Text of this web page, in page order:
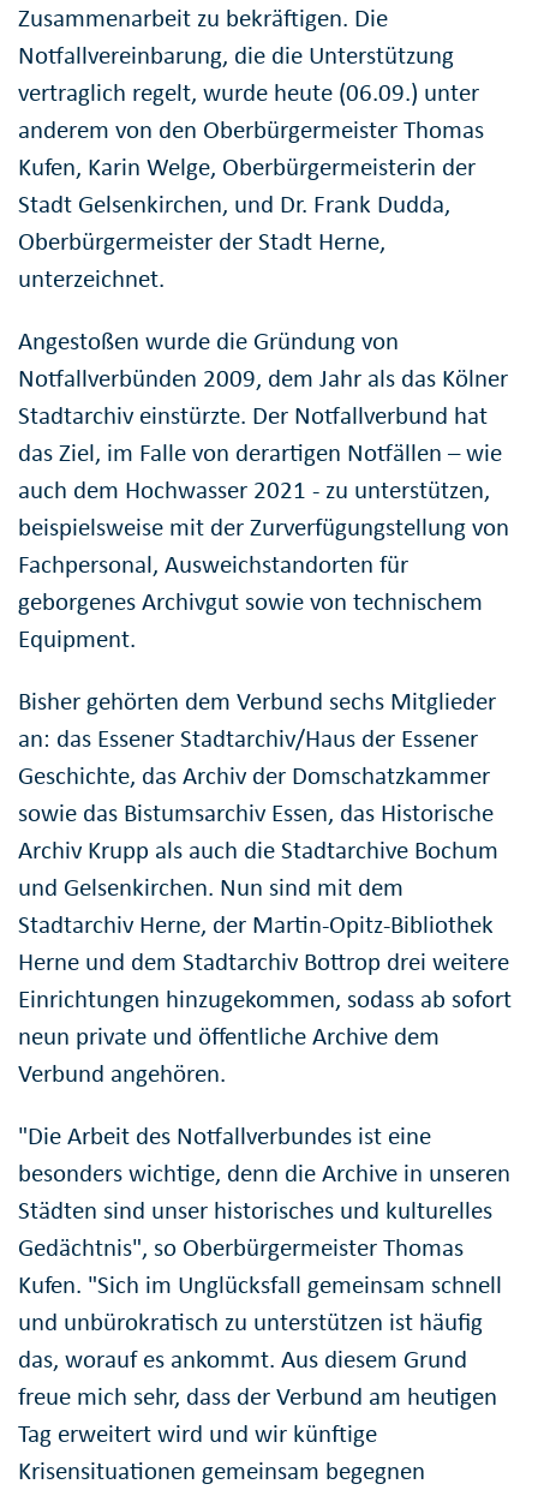
Zusammenarbeit zu bekräftigen. Die
Notfallvereinbarung, die die Unterstützung
vertraglich regelt, wurde heute (06.09.) unter
anderem von den Oberbürgermeister Thomas
Kufen, Karin Welge, Oberbürgermeisterin der
Stadt Gelsenkirchen, und Dr. Frank Dudda,
Oberbürgermeister der Stadt Herne,
unterzeichnet.
Angestoßen wurde die Gründung von
Notfallverbünden 2009, dem Jahr als das Kölner
Stadtarchiv einstürzte. Der Notfallverbund hat
das Ziel, im Falle von derartigen Notfällen – wie
auch dem Hochwasser 2021 - zu unterstützen,
beispielsweise mit der Zurverfügungstellung von
Fachpersonal, Ausweichstandorten für
geborgenes Archivgut sowie von technischem
Equipment.
Bisher gehörten dem Verbund sechs Mitglieder
an: das Essener Stadtarchiv/Haus der Essener
Geschichte, das Archiv der Domschatzkammer
sowie das Bistumsarchiv Essen, das Historische
Archiv Krupp als auch die Stadtarchive Bochum
und Gelsenkirchen. Nun sind mit dem
Stadtarchiv Herne, der Martin-Opitz-Bibliothek
Herne und dem Stadtarchiv Bottrop drei weitere
Einrichtungen hinzugekommen, sodass ab sofort
neun private und öffentliche Archive dem
Verbund angehören.
"Die Arbeit des Notfallverbundes ist eine
besonders wichtige, denn die Archive in unseren
Städten sind unser historisches und kulturelles
Gedächtnis", so Oberbürgermeister Thomas
Kufen. "Sich im Unglücksfall gemeinsam schnell
und unbürokratisch zu unterstützen ist häufig
das, worauf es ankommt. Aus diesem Grund
freue mich sehr, dass der Verbund am heutigen
Tag erweitert wird und wir künftige
Krisensituationen gemeinsam begegnen